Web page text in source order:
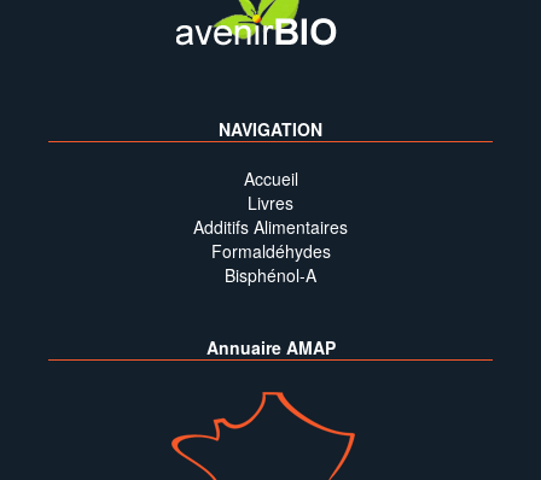
NAVIGATION
Accueil
Livres
Additifs Alimentaires
Formaldéhydes
Bisphénol-A
Annuaire AMAP